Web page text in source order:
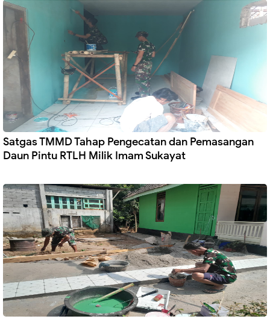
Satgas TMMD Tahap Pengecatan dan Pemasangan
Daun Pintu RTLH Milik Imam Sukayat